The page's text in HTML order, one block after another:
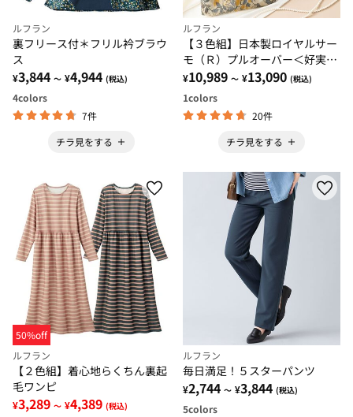
ルフラン
裏フリース付＊フリル衿ブラウ
ス
¥3,844 ～ ¥4,944 (税込)
4colors
7件
チラ見をする
ルフラン
【３色組】日本製ロイヤルサー
モ（Ｒ）プルオーバー＜好実～
このみ～＞
¥10,989 ～ ¥13,090 (税込)
1colors
20件
チラ見をする
50%off
ルフラン
【２色組】着心地らくちん裏起
毛ワンピ
¥3,289 ～ ¥4,389 (税込)
ルフラン
毎日満足！５スターパンツ
¥2,744 ～ ¥3,844 (税込)
5colors